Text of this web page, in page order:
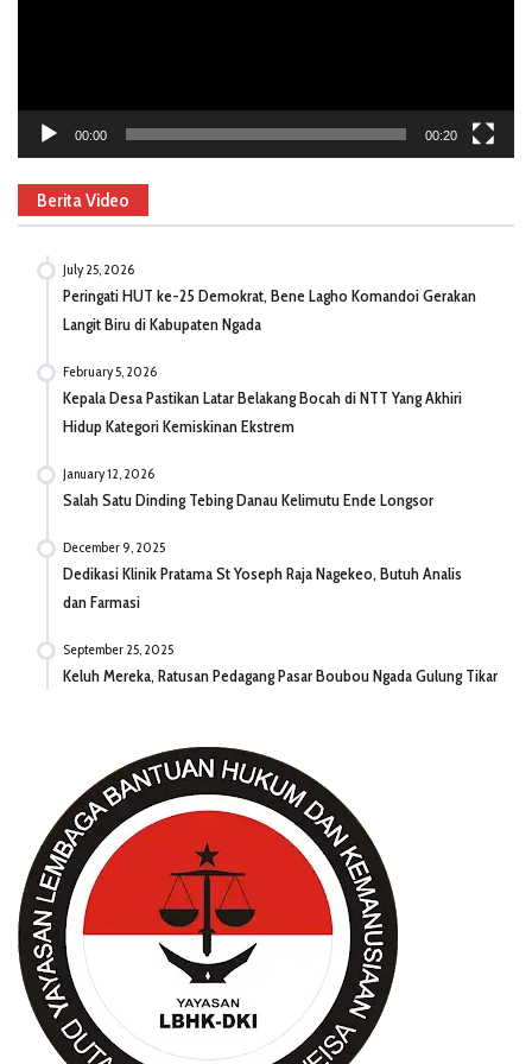
00:00 00:20
Berita Video
July 25, 2026
Peringati HUT ke-25 Demokrat, Bene Lagho Komandoi Gerakan
Langit Biru di Kabupaten Ngada
February 5, 2026
Kepala Desa Pastikan Latar Belakang Bocah di NTT Yang Akhiri
Hidup Kategori Kemiskinan Ekstrem
January 12, 2026
Salah Satu Dinding Tebing Danau Kelimutu Ende Longsor
December 9, 2025
Dedikasi Klinik Pratama St Yoseph Raja Nagekeo, Butuh Analis
dan Farmasi
September 25, 2025
Keluh Mereka, Ratusan Pedagang Pasar Boubou Ngada Gulung Tikar